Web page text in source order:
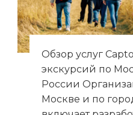
Обзор услуг
экскурсий по
России
Москве и по